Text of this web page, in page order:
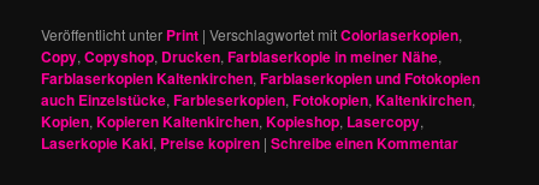
Veröffentlicht unter Print |Verschlagwortet mitColorlaserkopien,
Copy,Copyshop, Drucken,Farblaserkopie in meiner Nähe,
Farblaserkopien Kaltenkirchen,Farblaserkopien und Fotokopien
auch Einzelstücke,Farbleserkopien,Fotokopien,Kaltenkirchen,
Kopien,Kopieren Kaltenkirchen,Kopieshop, Lasercopy,
Laserkopie Kaki, Preise kopiren |Schreibe einen Kommentar